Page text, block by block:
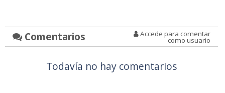
Comentarios Accede para comentar
como usuario
Todavía no hay comentarios